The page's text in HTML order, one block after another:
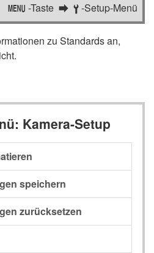
G -Taste B -Setup-Menü
zu Standards an,
Kamera-Setup
speichern
zurücksetzen